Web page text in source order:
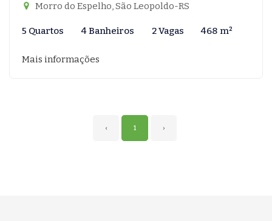
Morro do Espelho, São Leopoldo-RS
5 Quartos 4 Banheiros 2 Vagas 468 m²
Mais informações
‹ 1 ›